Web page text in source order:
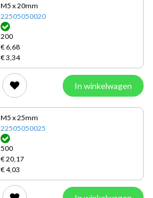
M5 x 20mm
22505050020
200
€ 6,68
€ 3,34
In winkelwagen
M5 x 25mm
22505050025
500
€ 20,17
€ 4,03